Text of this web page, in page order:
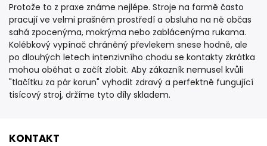
Protože to z praxe známe nejlépe. Stroje na farmě často
pracují ve velmi prašném prostředí a obsluha na ně občas
sahá zpocenýma, mokrýma nebo zablácenýma rukama.
Kolébkový vypínač chráněný převlekem snese hodně, ale
po dlouhých letech intenzivního chodu se kontakty zkrátka
mohou oběhat a začít zlobit. Aby zákazník nemusel kvůli
"tlačítku za pár korun" vyhodit zdravý a perfektně fungující
tisícový stroj, držíme tyto díly skladem.
KONTAKT